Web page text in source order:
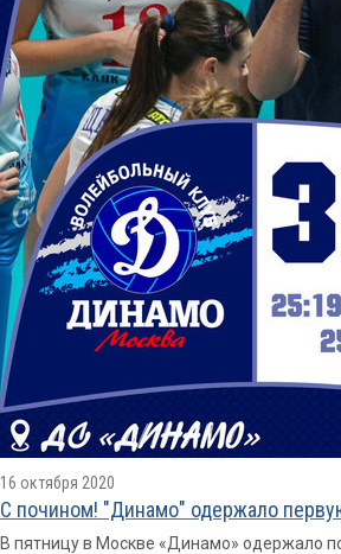
16 октября 2020
С почином! "Динамо" одержало
В пятницу в Москве «Динамо» одержало